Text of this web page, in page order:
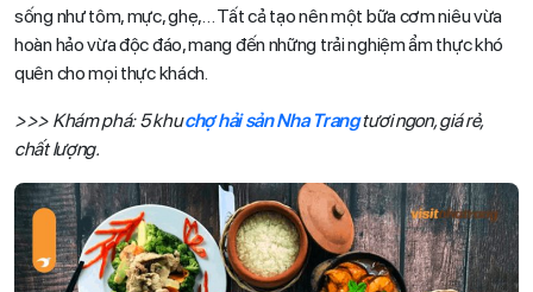
sống như tôm, mực, ghẹ,… Tất cả tạo nên một bữa cơm niêu vừa
hoàn hảo vừa độc đáo, mang đến những trải nghiệm ẩm thực khó
quên cho mọi thực khách.
>>> Khám phá: 5 khuchợ hải sản Nha Trangtươi ngon, giá rẻ,
chất lượng.